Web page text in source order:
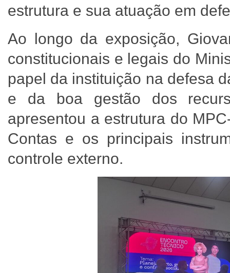
estrutura e sua atuação em
Ao longo da exposição,
constitucionais e legais do
papel da instituição na defesa
e da boa gestão dos
apresentou a estrutura do
Contas e os principais
controle externo.